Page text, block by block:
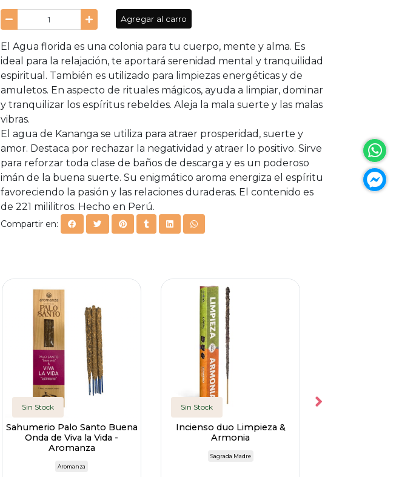
Agregar al carro
El Agua florida es una colonia para tu cuerpo, mente y alma. Es
ideal para la relajación, te aportará serenidad mental y tranquilidad
espiritual. También es utilizado para limpiezas energéticas y de
amuletos. En aspecto de rituales mágicos, ayuda a limpiar, dominar
y tranquilizar los espíritus rebeldes. Aleja la mala suerte y las malas
vibras.
El agua de Kananga se utiliza para atraer prosperidad, suerte y
amor. Destaca por rechazar la negatividad y atraer lo positivo. Sirve
para reforzar toda clase de baños de descarga y es un poderoso
imán de la buena suerte. Su enigmático aroma energiza el espíritu
favoreciendo la pasión y las relaciones duraderas. El contenido es
de 221 mililitros. Hecho en Perú.
Compartir en:
Sin Stock
Sahumerio Palo Santo Buena
Onda de Viva la Vida -
Aromanza
Aromanza
Sin Stock
Incienso duo Limpieza &
Armonia
Sagrada Madre